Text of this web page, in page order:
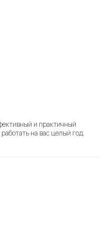
и практичный
на вас целый год.